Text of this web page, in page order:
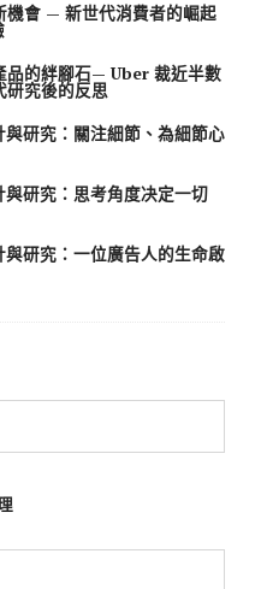
機會 — 新世代消費者的崛起
品的絆腳石— Uber 裁近半數
研究後的反思
研究：關注細節、為細節心
研究：思考角度决定一切
研究：一位廣告人的生命啟